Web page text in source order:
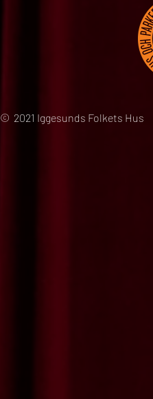
© 2021 Iggesunds Folkets